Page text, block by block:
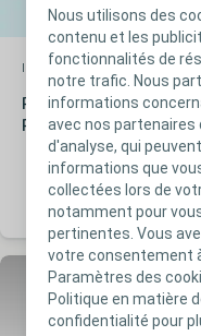
Nous utilisons des
contenu et les
fonctionnalités de
notre trafic. Nous
informations
avec nos partenaires
d'analyse, qui
informations que
collectées lors de
notamment pour
pertinentes. Vous
votre consentement
Paramètres des
Politique en matière
confidentialité pour
Interventional Urology Étude
Prospective Study of
Polypropylene Y